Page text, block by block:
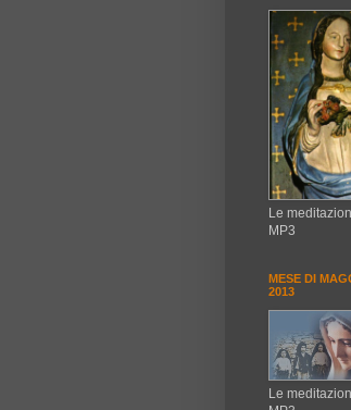
Le
MP3
MESE DI
2013
Le